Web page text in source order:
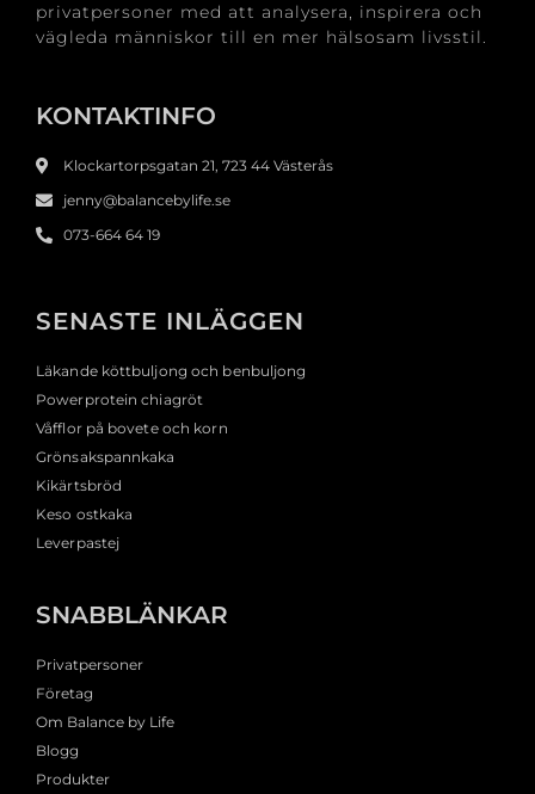
privatpersoner med att analysera, inspirera och
vägleda människor till en mer hälsosam livsstil.
KONTAKTINFO
Klockartorpsgatan 21, 723 44 Västerås
jenny@balancebylife.se
073-664 64 19
SENASTE INLÄGGEN
Läkande köttbuljong och benbuljong
Powerprotein chiagröt
Våfflor på bovete och korn
Grönsakspannkaka
Kikärtsbröd
Keso ostkaka
Leverpastej
SNABBLÄNKAR
Privatpersoner
Företag
Om Balance by Life
Blogg
Produkter